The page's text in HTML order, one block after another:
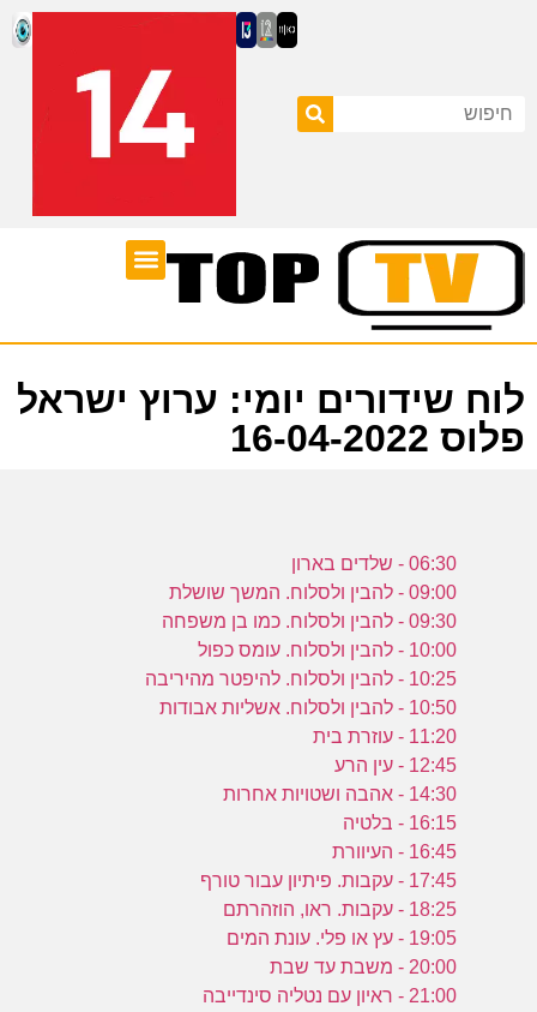
לוח שידורים יומי: ערוץ ישראל
פלוס 16-04-2022
06:30 - שלדים בארון
09:00 - להבין ולסלוח. המשך שושלת
09:30 - להבין ולסלוח. כמו בן משפחה
10:00 - להבין ולסלוח. עומס כפול
10:25 - להבין ולסלוח. להיפטר מהיריבה
10:50 - להבין ולסלוח. אשליות אבודות
11:20 - עוזרת בית
12:45 - עין הרע
14:30 - אהבה ושטויות אחרות
16:15 - בלטיה
16:45 - העיוורת
17:45 - עקבות. פיתיון עבור טורף
18:25 - עקבות. ראו, הוזהרתם
19:05 - עץ או פלי. עונת המים
20:00 - משבת עד שבת
21:00 - ראיון עם נטליה סינדייבה